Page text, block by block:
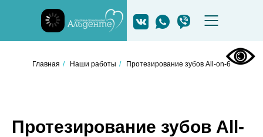
Главная / Наши работы / Протезирование зубов All-on-6
Протезирование зубов All-